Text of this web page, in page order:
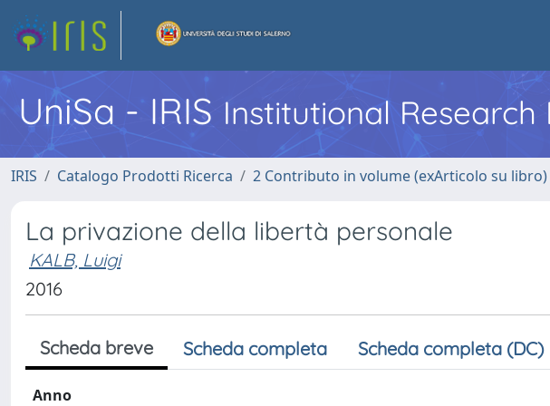
UniSa - IRIS Institutional
IRIS Catalogo Prodotti Ricerca 2 Contributo in volume (exArticolo su libro)
La privazione della libertà personale
KALB, Luigi
2016
Scheda breve Scheda completa Scheda completa (DC)
Anno